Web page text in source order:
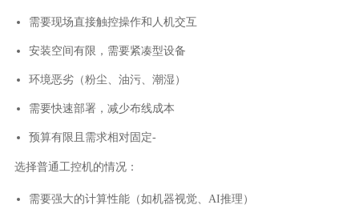
需要现场直接触控操作和人机交互
安装空间有限，需要紧凑型设备
环境恶劣（粉尘、油污、潮湿）
需要快速部署，减少布线成本
预算有限且需求相对固定-
选择普通工控机的情况：
需要强大的计算性能（如机器视觉、AI推理）